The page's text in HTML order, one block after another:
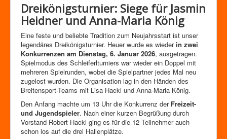
Mannschaften
Impressum
Zutrittskontrolle
Förderverein
Dreikönigsturnier: Siege für Jasmin
Heidner und Anna-Maria König
Eine feste und beliebte Tradition zum Neujahrsstart ist unser
legendäres Dreikönigsturnier. Heuer wurde es wiederin zwei
Konkurrenzen am Dienstag, 6. Januar 2026, ausgetragen.
Spielmodus des Schleiferlturniers war wieder ein Doppel mit
mehreren Spielrunden, wobei die Spielpartner jedes Mal neu
zugelost wurden. Die Organisation lag in den Händen des
Breitensport-Teams mit Lisa Hackl und Anna-Maria König.
Den Anfang machte um 13 Uhr die Konkurrenz der Freizeit-
und Jugendspieler. Nach einer kurzen Begrüßung durch
Vorstand Robert Hackl ging es für die 12 Teilnehmer auch
schon los auf die drei Hallenplätze.